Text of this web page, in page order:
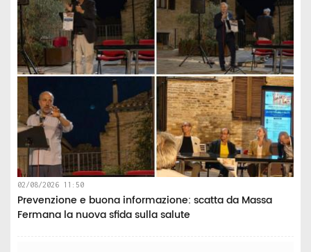
02/08/2026 11:50
Prevenzione e buona informazione: scatta da Massa
Fermana la nuova sfida sulla salute